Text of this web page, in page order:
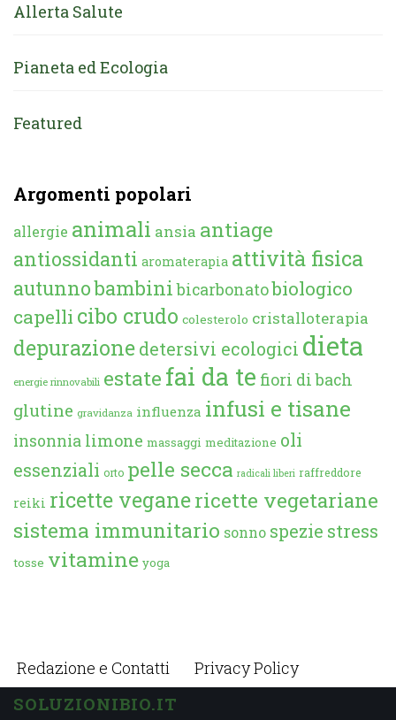
Allerta Salute
Pianeta ed Ecologia
Featured
Argomenti popolari
allergie animali ansia antiage
antiossidanti aromaterapia attività fisica
autunnobambini bicarbonatobiologico
capelli cibo crudo colesterolo cristalloterapia
depurazione detersivi ecologici dieta
energie rinnovabili estate fai da te fiori di bach
glutine gravidanza influenza infusi e tisane
insonnia limone massaggi meditazione oli
essenziali orto pelle secca radicali liberi raffreddore
reiki ricette veganericette vegetariane
sistema immunitario sonno spezie stress
tosse vitamine yoga
Redazione e Contatti Privacy Policy
SOLUZIONIBIO.IT